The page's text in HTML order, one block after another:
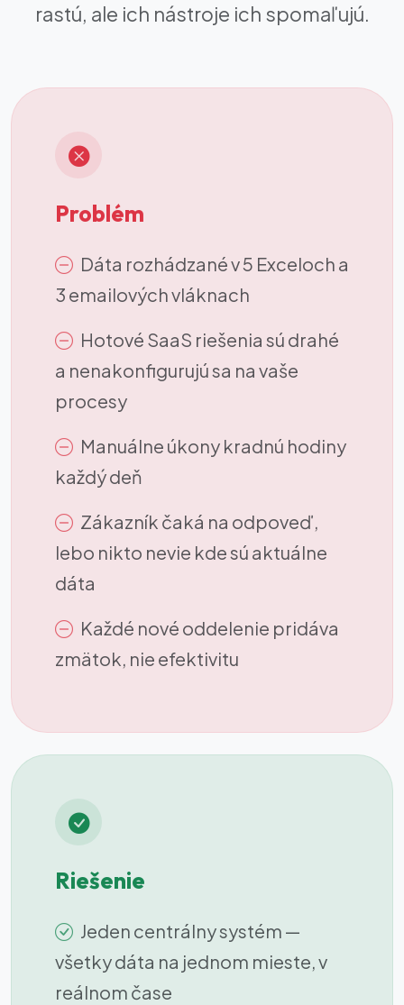
rastú, ale ich nástroje ich spomaľujú.
Problém
Dáta rozhádzané v 5 Exceloch a
3 emailových vláknach
Hotové SaaS riešenia sú drahé
a nenakonfigurujú sa na vaše
procesy
Manuálne úkony kradnú hodiny
každý deň
Zákazník čaká na odpoveď,
lebo nikto nevie kde sú aktuálne
dáta
Každé nové oddelenie pridáva
zmätok, nie efektivitu
Riešenie
Jeden centrálny systém —
všetky dáta na jednom mieste, v
reálnom čase